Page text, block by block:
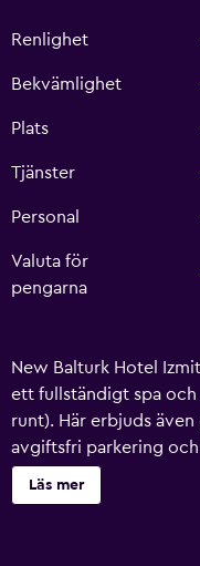
Renlighet
Bekvämlighet
Plats
Tjänster
Personal
Valuta för
pengarna
New Balturk Hotel
ett fullständigt spa
runt). Här erbjuds
avgiftsfri parkering
dessutom bland annat
och en bastu.
Läs mer